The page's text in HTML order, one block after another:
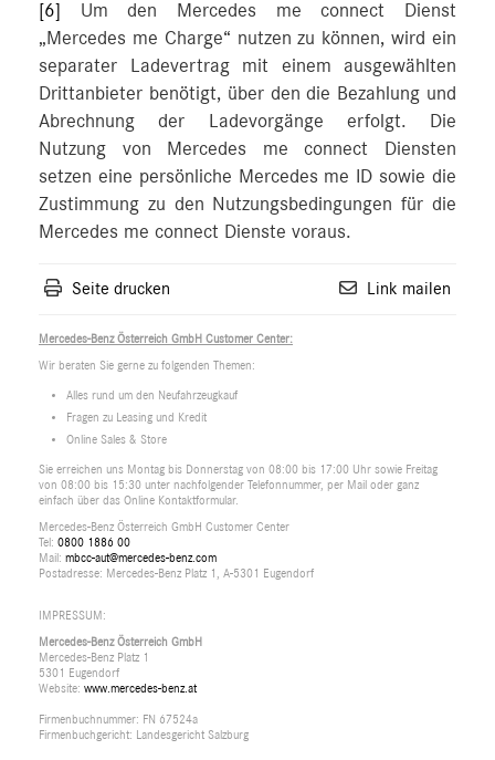
[6]
Um den Mercedes me connect Dienst
„Mercedes me Charge“ nutzen zu können, wird ein
separater Ladevertrag mit einem ausgewählten
Drittanbieter benötigt, über den die Bezahlung und
Abrechnung der Ladevorgänge erfolgt. Die
Nutzung von Mercedes me connect Diensten
setzen eine persönliche Mercedes me ID sowie die
Zustimmung zu den Nutzungsbedingungen für die
Mercedes me connect Dienste voraus.
Seite drucken Link mailen
Mercedes-Benz Österreich GmbH Customer Center:
Wir beraten Sie gerne zu folgenden Themen:
Alles rund um den Neufahrzeugkauf
Fragen zu Leasing und Kredit
Online Sales & Store
Sie erreichen uns Montag bis Donnerstag von 08:00 bis 17:00 Uhr sowie Freitag
von 08:00 bis 15:30 unter nachfolgender Telefonnummer, per Mail oder ganz
einfach über das Online Kontaktformular.
Mercedes-Benz Österreich GmbH Customer Center
Tel: 0800 1886 00
Mail: mbcc-aut@mercedes-benz.com
Postadresse: Mercedes-Benz Platz 1, A-5301 Eugendorf
IMPRESSUM:
Mercedes-Benz Österreich GmbH
Mercedes-Benz Platz 1
5301 Eugendorf
Website: www.mercedes-benz.at
Firmenbuchnummer: FN 67524a
Firmenbuchgericht: Landesgericht Salzburg